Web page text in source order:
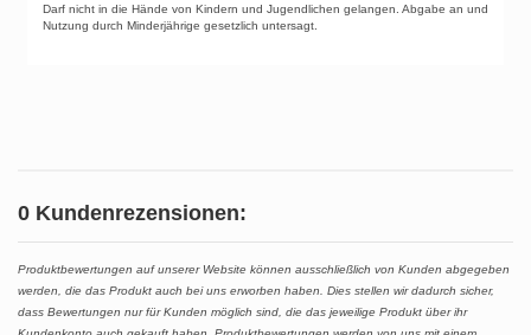
Darf nicht in die Hände von Kindern und Jugendlichen gelangen. Abgabe an und
Nutzung durch Minderjährige gesetzlich untersagt.
0 Kundenrezensionen:
Produktbewertungen auf unserer Website können ausschließlich von Kunden abgegeben
werden, die das Produkt auch bei uns erworben haben. Dies stellen wir dadurch sicher,
dass Bewertungen nur für Kunden möglich sind, die das jeweilige Produkt über ihr